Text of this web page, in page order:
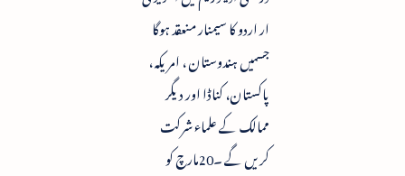
ار اردو کا سیمنار منعقد ہوگا
جسمیں ہندوستان ، امریکہ ،
پاکستان، کناڈا اور دیگر
ممالک کے علماء شرکت
کریں گے ۔20مارچ کو